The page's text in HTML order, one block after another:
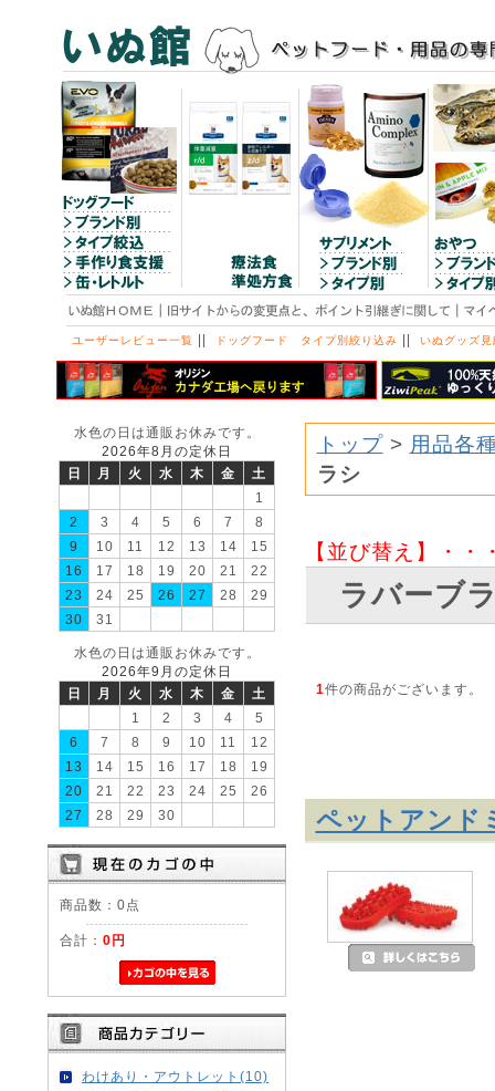
ユーザーレビュー一覧 || ドッグフード タイプ別絞り込み || いぬグッズ見
水色の日は通販お休みです。
2026年8月の定休日
日
月 火 水 木 金
土
1
2
3 4 5 6 7
8
9
10 11 12 13 14
15
16
17 18 19 20 21
22
23
24 25 26 27 28
29
30
31
水色の日は通販お休みです。
2026年9月の定休日
日
月 火 水 木 金
土
1
2 3 4
5
6
7 8 9 10 11
12
13
14 15 16 17 18
19
20
21 22 23 24 25
26
27
28 29 30
商品数：0点
合計： 0円
わけあり・アウトレット(10)
トップ> 用品各
ラシ
【並び替え】・・
ラバーブ
1件の商品がございます。
ペットアンド